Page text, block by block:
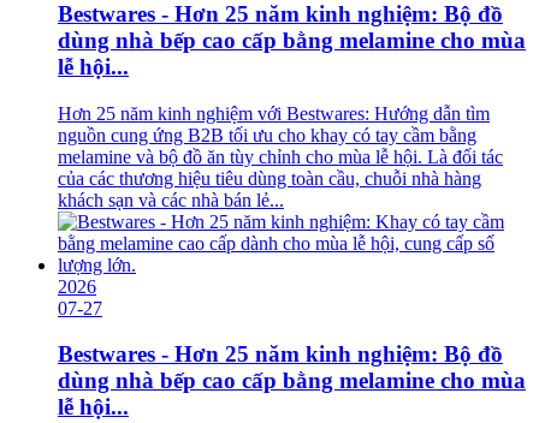
Bestwares - Hơn 25 năm kinh nghiệm: Bộ đồ
dùng nhà bếp cao cấp bằng melamine cho mùa
lễ hội...
Hơn 25 năm kinh nghiệm với Bestwares: Hướng dẫn tìm
nguồn cung ứng B2B tối ưu cho khay có tay cầm bằng
melamine và bộ đồ ăn tùy chỉnh cho mùa lễ hội. Là đối tác
của các thương hiệu tiêu dùng toàn cầu, chuỗi nhà hàng
khách sạn và các nhà bán lẻ...
2026
07-27
Bestwares - Hơn 25 năm kinh nghiệm: Bộ đồ
dùng nhà bếp cao cấp bằng melamine cho mùa
lễ hội...